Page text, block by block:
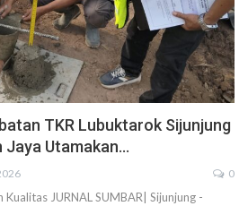
TKR Lubuktarok Sijunjung
Jaya Utamakan…
0
JURNAL SUMBAR| Sijunjung -